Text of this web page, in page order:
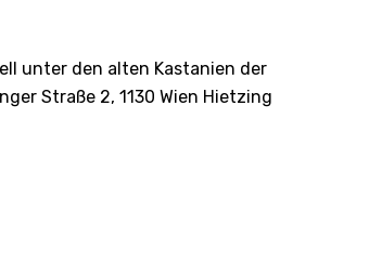
unter den alten Kastanien der
Straße 2, 1130 Wien Hietzing